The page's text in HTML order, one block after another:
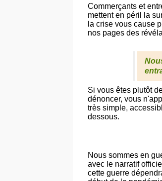
Commerçants et
mettent en péril la
la crise vous cause
nos pages des
Si vous êtes plutôt
dénoncer, vous
très simple,
dessous.
Nous sommes en
avec le narratif
cette guerre